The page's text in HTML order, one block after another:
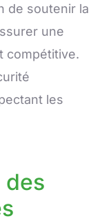
de soutenir la
une
compétitive.
les
des